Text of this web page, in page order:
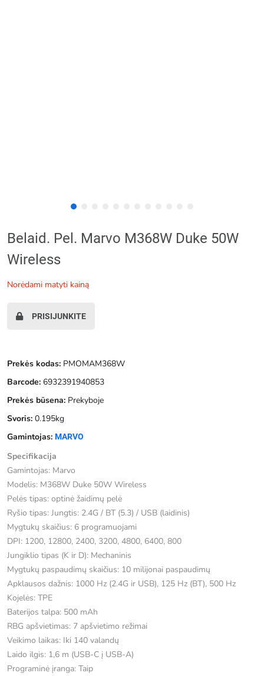
Belaid. Pel. Marvo M368W Duke 50W
Wireless
norėdami matyti kainą
PRISIJUNKITE
Prekės kodas: PMOMAM368W
Barcode: 6932391940853
Prekės būsena: Prekyboje
Svoris: 0.195kg
Gamintojas: MARVO
Specifikacija
Gamintojas: Marvo
Modelis: M368W Duke 50W Wireless
Pelės tipas: optinė žaidimų pelė
Ryšio tipas: Jungtis: 2.4G / BT (5.3) / USB (laidinis)
Mygtukų skaičius: 6 programuojami
DPI: 1200, 12800, 2400, 3200, 4800, 6400, 800
Jungiklio tipas (K ir D): Mechaninis
Mygtukų paspaudimų skaičius: 10 milijonai paspaudimų
Apklausos dažnis: 1000 Hz (2.4G ir USB), 125 Hz (BT), 500 Hz
Kojelės: TPE
Baterijos talpa: 500 mAh
RBG apšvietimas: 7 apšvietimo režimai
Veikimo laikas: Iki 140 valandų
Laido ilgis: 1,6 m (USB-C į USB-A)
Programinė įranga: Taip